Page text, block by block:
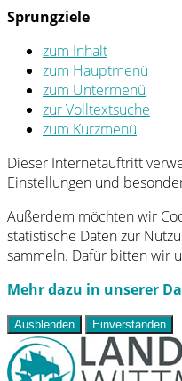
Sprungziele
zum Inhalt
zum Hauptmenü
zum Untermenü
zur Volltextsuche
zum Kurzmenü
Dieser Internetauftritt
Einstellungen und
Außerdem möchten wir
statistische Daten zur
sammeln. Dafür bitten wir
Mehr dazu in unserer
Ausblenden Einverstanden